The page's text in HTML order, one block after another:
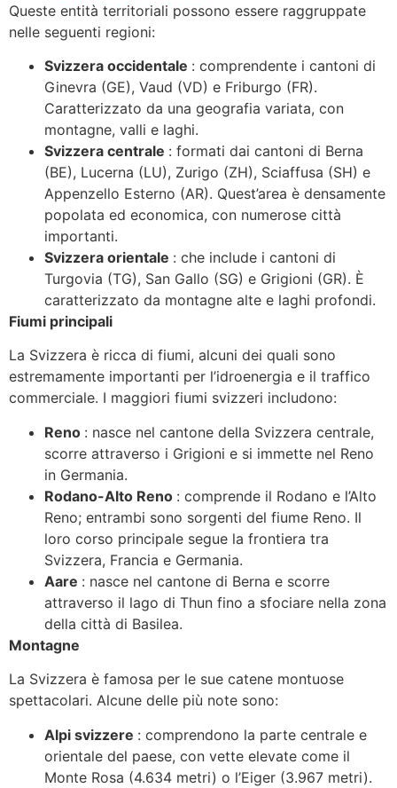
Queste entità territoriali possono essere raggruppate
nelle seguenti regioni:
Svizzera occidentale : comprendente i cantoni di
Ginevra (GE), Vaud (VD) e Friburgo (FR).
Caratterizzato da una geografia variata, con
montagne, valli e laghi.
Svizzera centrale : formati dai cantoni di Berna
(BE), Lucerna (LU), Zurigo (ZH), Sciaffusa (SH) e
Appenzello Esterno (AR). Quest’area è densamente
popolata ed economica, con numerose città
importanti.
Svizzera orientale : che include i cantoni di
Turgovia (TG), San Gallo (SG) e Grigioni (GR). È
caratterizzato da montagne alte e laghi profondi.
Fiumi principali
La Svizzera è ricca di fiumi, alcuni dei quali sono
estremamente importanti per l’idroenergia e il traffico
commerciale. I maggiori fiumi svizzeri includono:
Reno : nasce nel cantone della Svizzera centrale,
scorre attraverso i Grigioni e si immette nel Reno
in Germania.
Rodano-Alto Reno : comprende il Rodano e l’Alto
Reno; entrambi sono sorgenti del fiume Reno. Il
loro corso principale segue la frontiera tra
Svizzera, Francia e Germania.
Aare : nasce nel cantone di Berna e scorre
attraverso il lago di Thun fino a sfociare nella zona
della città di Basilea.
Montagne
La Svizzera è famosa per le sue catene montuose
spettacolari. Alcune delle più note sono:
Alpi svizzere : comprendono la parte centrale e
orientale del paese, con vette elevate come il
Monte Rosa (4.634 metri) o l’Eiger (3.967 metri).